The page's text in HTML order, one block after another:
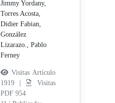
Jimmy Yordany,
Torres Acosta,
Didier Fabian,
González
Lizarazo., Pablo
Ferney
Visitas Artículo
1919 |
Visitas
PDF 954